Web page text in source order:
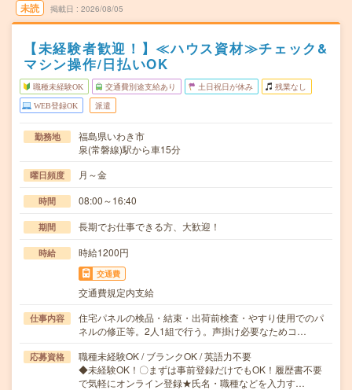
未読 掲載日 2026/08/05
【未経験者歓迎！】≪ハウス資材≫チェック&
マシン操作/日払いOK
職種未経験OK 交通費別途支給あり 土日祝日が休み 残業なし
WEB登録OK 派遣
勤務地
福島県いわき市
泉(常磐線)駅から車15分
曜日頻度 月～金
時間 08:00～16:40
期間 長期でお仕事できる方、大歓迎！
時給 時給1200円
交通費
交通費規定内支給
仕事内容
住宅パネルの検品・結束・出荷前検査・やすり使用でのパ
ネルの修正等。2人1組で行う。声掛け必要なためコ…
応募資格
職種未経験OK / ブランクOK / 英語力不要
◆未経験OK！〇まずは事前登録だけでもOK！履歴書不要
で気軽にオンライン登録★氏名・職種などを入力す…